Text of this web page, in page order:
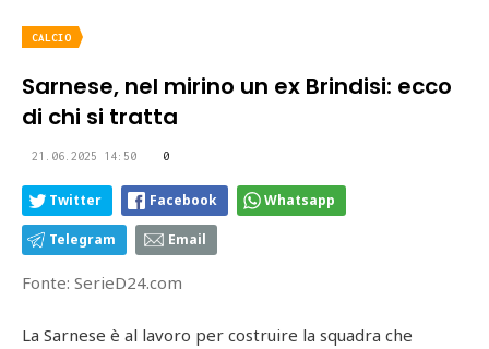
CALCIO
Sarnese, nel mirino un ex Brindisi: ecco
di chi si tratta
21.06.2025 14:50 0
Twitter Facebook Whatsapp
Telegram Email
Fonte: SerieD24.com
La Sarnese è al lavoro per costruire la squadra che